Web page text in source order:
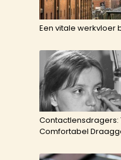
Een vitale werkvloer
Contactlensdragers:
Comfortabel